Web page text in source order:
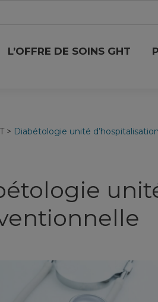
L’OFFRE DE SOINS GHT
> Diabétologie unité